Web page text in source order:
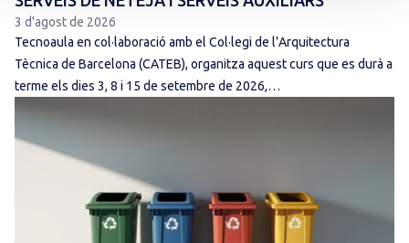
3 d'agost de 2026
Tecnoaula en col·laboració amb el Col·legi de l’Arquitectura
Tècnica de Barcelona (CATEB), organitza aquest curs que es durà a
terme els dies 3, 8 i 15 de setembre de 2026,…